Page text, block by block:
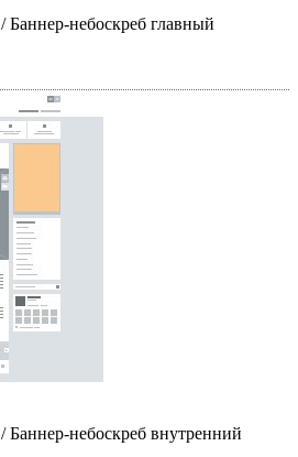
/ Баннер-небоскреб главный
/ Баннер-небоскреб внутренний